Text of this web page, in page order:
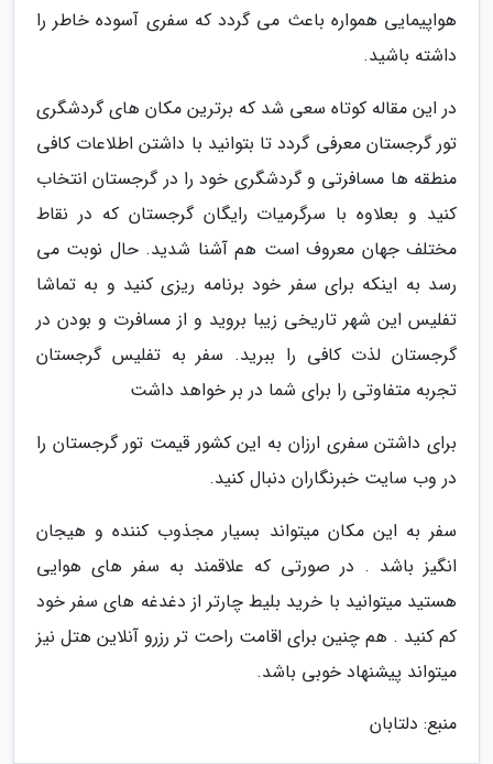
هواپیمایی همواره باعث می گردد که سفری آسوده خاطر را
داشته باشید.
در این مقاله کوتاه سعی شد که برترین مکان های گردشگری
تور گرجستان معرفی گردد تا بتوانید با داشتن اطلاعات کافی
منطقه ها مسافرتی و گردشگری خود را در گرجستان انتخاب
کنید و بعلاوه با سرگرمیات رایگان گرجستان که در نقاط
مختلف جهان معروف است هم آشنا شدید. حال نوبت می
رسد به اینکه برای سفر خود برنامه ریزی کنید و به تماشا
تفلیس این شهر تاریخی زیبا بروید و از مسافرت و بودن در
گرجستان لذت کافی را ببرید. سفر به تفلیس گرجستان
تجربه متفاوتی را برای شما در بر خواهد داشت
برای داشتن سفری ارزان به این کشور قیمت تور گرجستان را
در وب سایت خبرنگاران دنبال کنید.
سفر به این مکان میتواند بسیار مجذوب کننده و هیجان
انگیز باشد . در صورتی که علاقمند به سفر های هوایی
هستید میتوانید با خرید بلیط چارتر از دغدغه های سفر خود
کم کنید . هم چنین برای اقامت راحت تر رزرو آنلاین هتل نیز
میتواند پیشنهاد خوبی باشد.
منبع: دلتابان